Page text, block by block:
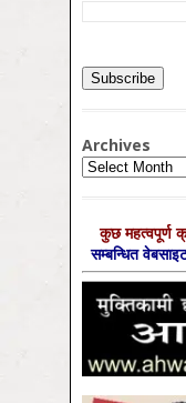
Archives
Archives
कुछ महत्‍वपूर्ण
सम्‍बन्धित